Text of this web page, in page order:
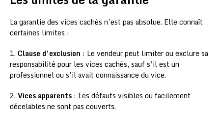
La garantie des vices cachés n’est pas absolue. Elle connaît
certaines limites :
1. Clause d’exclusion : Le vendeur peut limiter ou exclure sa
responsabilité pour les vices cachés, sauf s’il est un
professionnel ou s’il avait connaissance du vice.
2. Vices apparents : Les défauts visibles ou facilement
décelables ne sont pas couverts.